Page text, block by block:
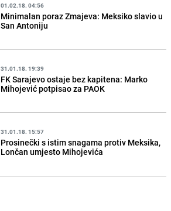
01.02.18. 04:56
Minimalan poraz Zmajeva: Meksiko slavio u
San Antoniju
31.01.18. 19:39
FK Sarajevo ostaje bez kapitena: Marko
Mihojević potpisao za PAOK
31.01.18. 15:57
Prosinečki s istim snagama protiv Meksika,
Lončan umjesto Mihojevića